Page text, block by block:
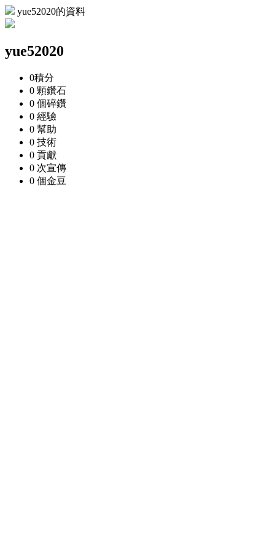
yue52020的資料
yue52020
0積分
0 顆鑽石
0 個碎鑽
0 經驗
0 幫助
0 技術
0 貢獻
0 次宣傳
0 個金豆